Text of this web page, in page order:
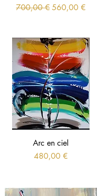
Prix original
700,00 €Prix
560,00 €
Arc en ciel
Prix
480,00 €